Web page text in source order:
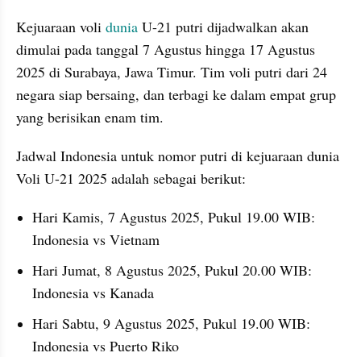
Kejuaraan voli dunia U-21 putri dijadwalkan akan
dimulai pada tanggal 7 Agustus hingga 17 Agustus
2025 di Surabaya, Jawa Timur. Tim voli putri dari 24
negara siap bersaing, dan terbagi ke dalam empat grup
yang berisikan enam tim.
Jadwal Indonesia untuk nomor putri di kejuaraan dunia
Voli U-21 2025 adalah sebagai berikut:
Hari Kamis, 7 Agustus 2025, Pukul 19.00 WIB:
Indonesia vs Vietnam
Hari Jumat, 8 Agustus 2025, Pukul 20.00 WIB:
Indonesia vs Kanada
Hari Sabtu, 9 Agustus 2025, Pukul 19.00 WIB:
Indonesia vs Puerto Riko